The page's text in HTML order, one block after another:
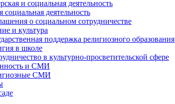
и социальная деятельность
социальная деятельность
о социальном сотрудничестве
и культура
поддержка религиозного образования
в школе
в культурно-просветительской сфере
и СМИ
СМИ